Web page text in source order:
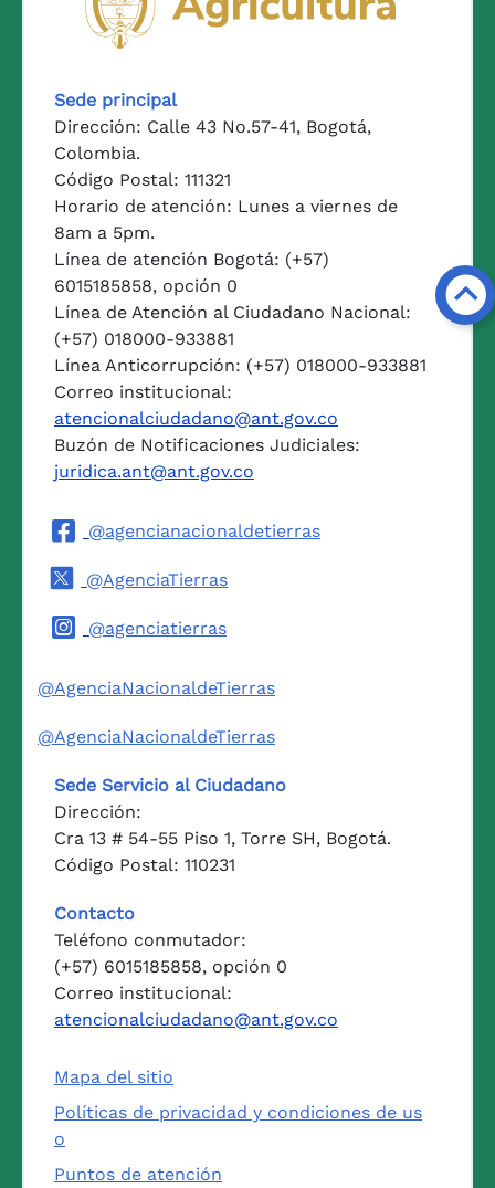
Sede principal
Dirección: Calle 43 No.57-41, Bogotá,
Colombia.
Código Postal: 111321
Horario de atención: Lunes a viernes de
8am a 5pm.
Línea de atención Bogotá: (+57)
6015185858, opción 0
Línea de Atención al Ciudadano Nacional:
(+57) 018000-933881
Línea Anticorrupción: (+57) 018000-933881
Correo institucional:
atencionalciudadano@ant.gov.co
Buzón de Notificaciones Judiciales:
juridica.ant@ant.gov.co
@agencianacionaldetierras
@AgenciaTierras
@agenciatierras
@AgenciaNacionaldeTierras
@AgenciaNacionaldeTierras
Sede Servicio al Ciudadano
Dirección:
Cra 13 # 54-55 Piso 1, Torre SH, Bogotá.
Código Postal: 110231
Contacto
Teléfono conmutador:
(+57) 6015185858, opción 0
Correo institucional:
atencionalciudadano@ant.gov.co
Mapa del sitio
Políticas de privacidad y condiciones de us
o
Puntos de atención